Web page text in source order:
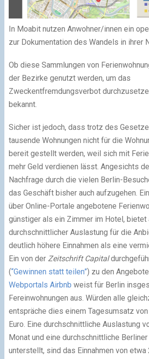
In Moabit nutzen Anwohner/innen ein
zur Dokumentation des Wandels in ihrer
Ob diese Sammlungen von
der Bezirke genutzt werden, um das
Zweckentfremdungsverbot
bekannt.
Sicher ist jedoch, dass trotz des
tausende Wohnungen nicht für die
bereit gestellt werden, weil sich mit
mehr Geld verdienen lässt. Angesichts
Nachfrage durch die vielen Berlin-
das Geschäft bisher auch aufzugehen.
über Online-Portale angebotene
günstiger als ein Zimmer im Hotel, bietet
durchschnittlicher Auslastung für die
deutlich höhere Einnahmen als eine
Ein von der Zeitschrift Capital
(“Gewinnen statt teilen”) zu den
Webportals Airbnb weist für Berlin
Fereinwohnungen aus. Würden alle
entspräche dies einem Tagesumsatz
Euro. Eine durchschnittliche Auslastung
Monat und eine durchschnittliche
unterstellt, sind das Einnahmen von etwa